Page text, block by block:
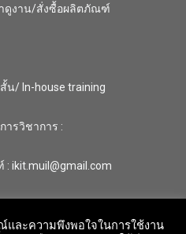
ดูงาน/สั่งซื้อผลิตภัณฑ์
น/ In-house training
ารวิชาการ :
ikit.muil@gmail.com
และความพึงพอใจในการใช้งาน